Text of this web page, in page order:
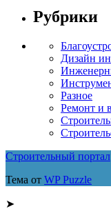
Рубрики
Дизайн
Разное
Ремонт и
Строительный портал
Тема от WP Puzzle
➤